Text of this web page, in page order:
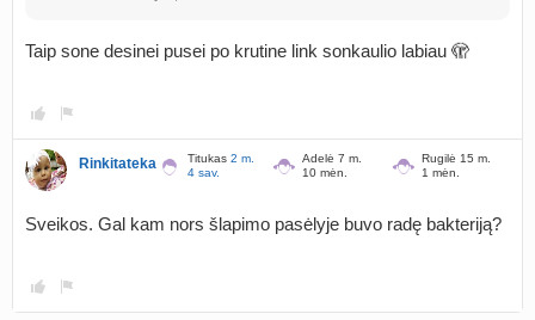
Taip sone desinei pusei po krutine link sonkaulio labiau 🫣
Rinkitateka Titukas 2 m.
4 sav.
Adelė 7 m.
10 mėn.
Rugilė 15 m.
1 mėn.
Sveikos. Gal kam nors šlapimo pasėlyje buvo radę bakteriją?